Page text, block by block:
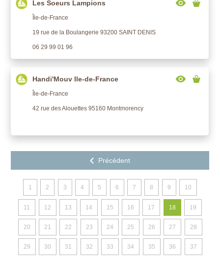
Les Soeurs Lampions
Île-de-France
19 rue de la Boulangerie 93200 SAINT DENIS
06 29 99 01 96
Handi'Mouv Ile-de-France
Île-de-France
42 rue des Alouettes 95160 Montmorency
1 2 3 4 5 6 7 8 9 10
11 12 13 14 15 16 17 18 19
20 21 22 23 24 25 26 27 28
29 30 31 32 33 34 35 36 37